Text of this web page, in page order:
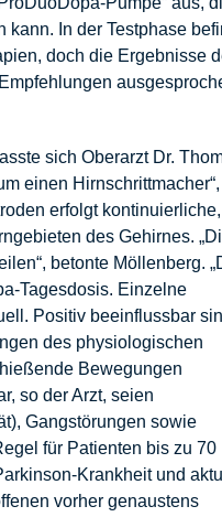
In der Testphase
doch die Ergebnisse
sich Oberarzt Dr.
einen Hirnschrittmacher“,
erfolgt kontinuierliche,
des Gehirnes.
betonte Möllenberg.
Tagesdosis. Einzelne
Positiv beeinflussbar
des physiologischen
Bewegungen
so der Arzt, seien
Gangstörungen sowie
für Patienten bis zu 70
Krankheit und
vorher genaustens